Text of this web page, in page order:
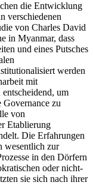
die Entwicklung
verschiedenen
von Charles David
in Myanmar, dass
und eines Putsches
werden
mit
um
Governance zu
von
Etablierung
Die Erfahrungen
wesentlich zur
in den Dörfern
oder nicht-
sie sich nach ihrer